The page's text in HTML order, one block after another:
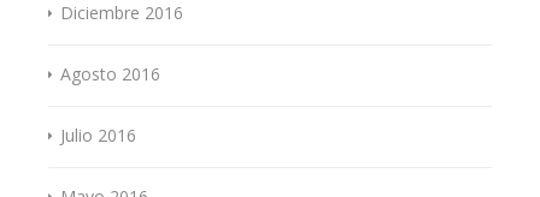
Diciembre 2016
Agosto 2016
Julio 2016